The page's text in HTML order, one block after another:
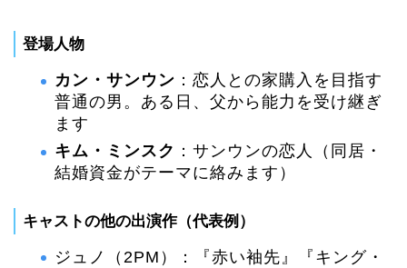
登場人物
カン・サンウン ：恋人との家購入を目指す
普通の男。ある日、父から能力を受け継ぎ
ます
キム・ミンスク ：サンウンの恋人（同居・
結婚資金がテーマに絡みます）
キャストの他の出演作（代表例）
ジュノ（2PM）：『赤い袖先』『キング・